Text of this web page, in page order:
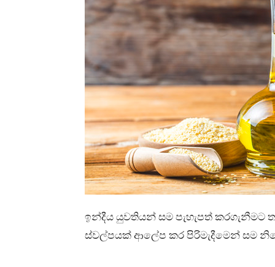
ඉන්දීය යුවතියන් සම පැහැපත් කරගැනීමට
ස්වල්පයක් ආලේප කර පිරිමැදීමෙන් සම